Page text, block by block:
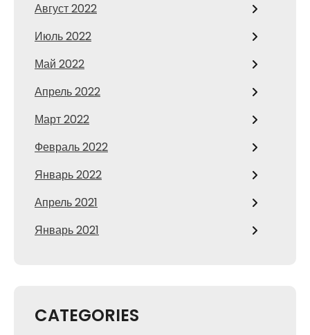
Август 2022
Июль 2022
Май 2022
Апрель 2022
Март 2022
Февраль 2022
Январь 2022
Апрель 2021
Январь 2021
CATEGORIES